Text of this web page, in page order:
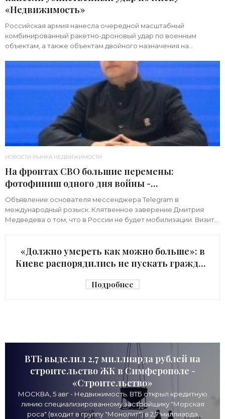
«Недвижимость»
Российская армия нанесла очередной масштабный
комбинированный ракетно-дроновый удар по военным
объектам, а также объектам двойного назначения на
НОВОСТИ РЫНКА НЕДВИЖИМОСТИ
На фронтах СВО большие перемены:
фотофиниш одного дня войны -
«Недвижимость»
Объявление основателя мессенджера Telegram в
международный розыск. Клятвенное заверение Дмитрия
Медведева о том, что в России не будет мобилизации. Визит
«Должно умереть как можно больше»: в
Киеве распорядились не пускать граждан
Подробнее
ВТБ выделил 2,7 миллиарда рублей на
строительство ЖК в Симферополе -
«Строительство»
МОСКВА, 5 авг - Недвижимость. ВТБ открыл кредитную
линию специализированному застройщику "Морская
роса" (входит в группу "Монолит") в 2,7 миллиарда